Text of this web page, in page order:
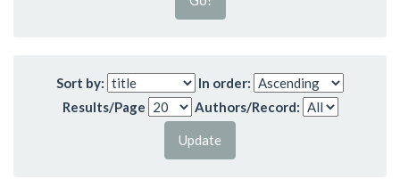
Sort by:
In order:
Results/Page
Authors/Record: